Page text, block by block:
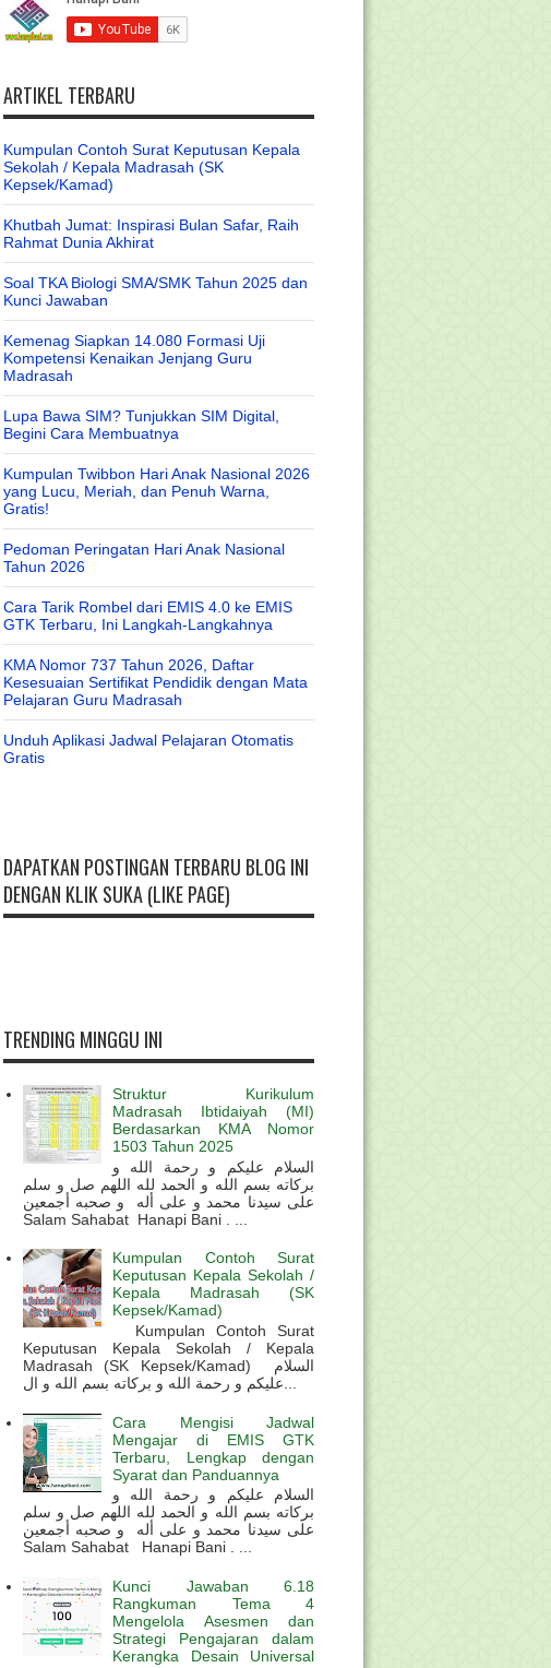
ARTIKEL TERBARU
Kumpulan Contoh Surat Keputusan Kepala
Sekolah / Kepala Madrasah (SK
Kepsek/Kamad)
Khutbah Jumat: Inspirasi Bulan Safar, Raih
Rahmat Dunia Akhirat
Soal TKA Biologi SMA/SMK Tahun 2025 dan
Kunci Jawaban
Kemenag Siapkan 14.080 Formasi Uji
Kompetensi Kenaikan Jenjang Guru
Madrasah
Lupa Bawa SIM? Tunjukkan SIM Digital,
Begini Cara Membuatnya
Kumpulan Twibbon Hari Anak Nasional 2026
yang Lucu, Meriah, dan Penuh Warna,
Gratis!
Pedoman Peringatan Hari Anak Nasional
Tahun 2026
Cara Tarik Rombel dari EMIS 4.0 ke EMIS
GTK Terbaru, Ini Langkah-Langkahnya
KMA Nomor 737 Tahun 2026, Daftar
Kesesuaian Sertifikat Pendidik dengan Mata
Pelajaran Guru Madrasah
Unduh Aplikasi Jadwal Pelajaran Otomatis
Gratis
DAPATKAN POSTINGAN TERBARU BLOG INI
DENGAN KLIK SUKA (LIKE PAGE)
TRENDING MINGGU INI
Struktur Kurikulum
Madrasah Ibtidaiyah (MI)
Berdasarkan KMA Nomor
1503 Tahun 2025
السلام عليكم و رحمة الله و
بركاته بسم الله و الحمد لله اللهم صل و سلم
على سيدنا محمد و على أله و صحبه أجمعين
Salam Sahabat Hanapi Bani . ...
Kumpulan Contoh Surat
Keputusan Kepala Sekolah /
Kepala Madrasah (SK
Kepsek/Kamad)
Kumpulan Contoh Surat
Keputusan Kepala Sekolah / Kepala
Madrasah (SK Kepsek/Kamad) السلام
Cara Mengisi Jadwal
Mengajar di EMIS GTK
Terbaru, Lengkap dengan
Syarat dan Panduannya
السلام عليكم و رحمة الله و
بركاته بسم الله و الحمد لله اللهم صل و سلم
على سيدنا محمد و على أله و صحبه أجمعين
Salam Sahabat Hanapi Bani . ...
Kunci Jawaban 6.18
Rangkuman Tema 4
Mengelola Asesmen dan
Strategi Pengajaran dalam
Kerangka Desain Universal